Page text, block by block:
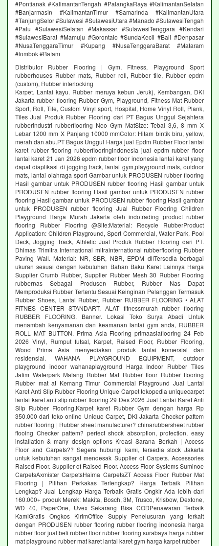
#Pontianak #KalimantanTengah #PalangkaRaya #KalimantanSelatan
#Banjarmasin #KalimantanTimur #Samarinda #KalimantanUtara
#TanjungSelor #Sulawesi #SulawesiUtara #Manado #SulawesiTengah
#Palu #SulawesiSelatan #Makassar #SulawesiTenggara #Kendari
#SulawesiBarat #Mamuju #Gorontalo #SundaKecil #Bali #Denpasar
#NusaTenggaraTimur #Kupang #NusaTenggaraBarat #Mataram
#lombok #Batam
Distributor Rubber Flooring | Gym, Fitness, Playground Sport
rubberhouses Rubber mats, Rubber roll, Rubber tile, Rubber epdm
(custom), Rubber interlocking
Karpet. Lantai kayu. Rubber meruya kebun Jeruk), Kembangan, DKI
Jakarta rubber flooring Rubber Gym, Playground, Fitness Mat Rubber
Sport, Roll, Tile, Custom Vinyl sport, Hospital, Home Vinyl Roll, Plank,
Tiles Jual Produk Rubber Flooring dari PT Bagus Unggul Sejahtera
rubberindustri rubberflooring Neo Gym MatSize: Tebal 3,6, 8 mm X
Lebar 1200 mm X Panjang 10000 mmColor: Hitam bintik biru, yellow,
merah dan abu.PT Bagus Unggul Harga jual Epdm Rubber Floor lantai
karet rubber flooring rubberflooringindonesia jual epdm rubber floor
lantai karet 21 Jan 2026 epdm rubber floor indonesia lantai karet yang
dapat diaplikasi di jogging track, lantai gym,playground mats, outdoor
mats, lantai olahraga sport Gambar untuk PRODUSEN rubber flooring
Hasil gambar untuk PRODUSEN rubber flooring Hasil gambar untuk
PRODUSEN rubber flooring Hasil gambar untuk PRODUSEN rubber
flooring Hasil gambar untuk PRODUSEN rubber flooring Hasil gambar
untuk PRODUSEN rubber flooring Jual Rubber Flooring Children
Playground Harga Murah Jakarta oleh indotrading product rubber
flooring Rubber Flooring @Site:Material: Recycle RubberProduct
Application: Children Playground, Sport Commercial, Water Park, Pool
Deck, Jogging Track, Athletic Jual Produk Rubber Flooring dari PT.
Dhimas Trimitra International mitrainternational rubberflooring Rubber
Paving Wall. Material: NR, SBR, NBR, EPDM dllTersedia berbagai
ukuran sesuai dengan kebutuhan Bahan Baku Karet Lainnya Harga
Supplier Crumb Rubber, Supplier Rubber Mesh 30 Rubber Flooring
rubbernas Sebagai Produsen Rubber, Rubber Nas Dapat
Memproduksi Rubber Tertentu Sesuai Keinginan Pelanggan Termasuk
Rubber Shoes, Lantai Rubber, Rubber RUBBER FLOORING • ALAT
FITNES CENTER STANDART, ALAT fitnessmurah rubber flooring
RUBBER FLOORING. Banner. Lokasi Toko Surya Abadi Untuk
menambah kenyamanan dan keamanan lantai gym anda, RUBBER
ROLL MAT BUTTON. Prima Asia Flooring primaasiaflooring 24 Feb
2026 Vinyl, Rumput futsal, Karpet, Raised Floor, Rubber Flooring,
Wood Prima Asia menyediakan produk lantai komersial dan
residensial. WAHANA PLAYGROUND EQUIPMENT, outdoor
playground indoor wahanaplayground Harga Indoor Rubber Tiles
Jatim Waterpark Malang Rubber Mat Rubber floor Rubber flooring
Rubber mat at Kemang Timur Commercial Playground Jual Lantai
Karet Anti Slip Rubber Flooring Unique Carpet tokopedia uniquecarpet
lantai karet anti slip rubber flooring 29 Des 2026 Jual Lantai Karet Anti
Slip Rubber Flooring,Karpet karet Rubber Gym dengan harga Rp
350.000 dari toko online Unique Carpet, DKI Jakarta Checker pattem
rubber flooring | Rubber sheet manufacturer? chinarubbersheet rubber
flooing Checker pattem? perfect shock absorption, protection, easy
installation & many design options Kreasi Sarana Berkah | Access
Floor and Carpets?? Segera hubungi kami, tersedia stock Jakarta
untuk kebutuhan sangat mendesak Supplier of Carpets. Accessories
Raised Floor. Supplier of Raised Floor. Access Floor Systems Suminoe
CarpetsAxmister CarpetsHaima CarpetsZT Access Floor Rubber Mat
Flooring | Pilihan Perkakas Terlengkap? Harga Terbaik Pilihan
Lengkap? Jual Lengkap Harga Terbaik Gratis Ongkir Ada lebih dari
160.000+ produk Merek: Makita, Bosch, 3M, Trusco, Krisbow, Dextone,
WD 40, PaperOne, Uvex Sekarang Bisa CODPenawaran Terbaik
KamiGratis Ongkos KirimOffice Supply Penelusuran yang terkait
dengan PRODUSEN rubber flooring rubber flooring indonesia harga
rubber floor jual beli rubber floor rubber flooring surabaya harga rubber
mat playground rubber mat karet lantai karet gym harga karpet rubber